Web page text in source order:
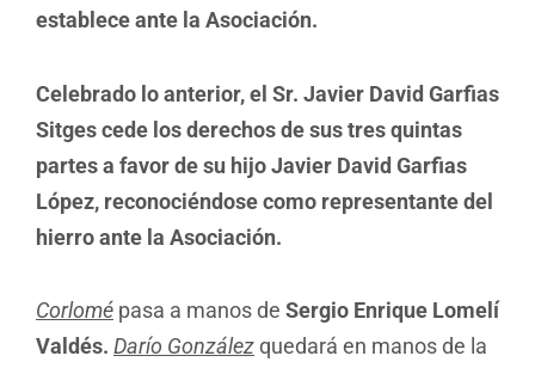
establece ante la Asociación.
Celebrado lo anterior, el Sr. Javier David Garfias
Sitges cede los derechos de sus tres quintas
partes a favor de su hijo Javier David Garfias
López, reconociéndose como representante del
hierro ante la Asociación.
Corlomé pasa a manos de Sergio Enrique Lomelí
Valdés. Darío Gonzálezquedará en manos de la